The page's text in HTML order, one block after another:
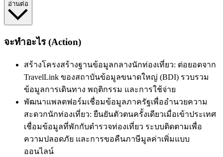
อ่านต่อ
จะทำอะไร (Action)
สร้างโครงสร้างฐานข้อมูลกลางนักท่องเที่ยว: ต่อยอดจาก
TravelLink ของสถาบันข้อมูลขนาดใหญ่ (BDI) รวบรวม
ข้อมูลการเดินทาง พฤติกรรม และการใช้จ่าย
พัฒนาแพลตฟอร์มเชื่อมข้อมูลภาครัฐเพื่ออำนวยความ
สะดวกนักท่องเที่ยว: ยืนยันตัวตนครั้งเดียวเมื่อเข้าประเทศ
เชื่อมข้อมูลที่พักกับตำรวจท่องเที่ยว ระบบติดตามเพื่อ
ความปลอดภัย และการขอคืนภาษีมูลค่าเพิ่มแบบ
ออนไลน์